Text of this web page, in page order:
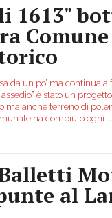
1613"
Comune
da un po’ ma continua a
assedio” è stato un
ma anche terreno di
ha compiuto ogni
al